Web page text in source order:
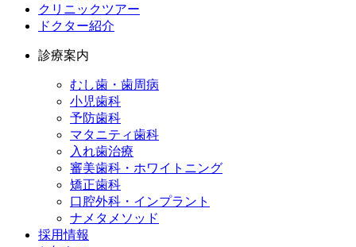
クリニックツアー
ドクター紹介
診療案内
むし歯・歯周病
小児歯科​
予防歯科​
マタニティ歯科​
入れ歯治療​
審美歯科・ホワイトニング​
矯正歯科​
口腔外科・インプラント​
ナメタメソッド
採用情報​